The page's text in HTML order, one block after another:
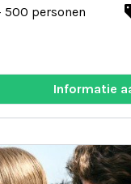
500 personen
Informatie